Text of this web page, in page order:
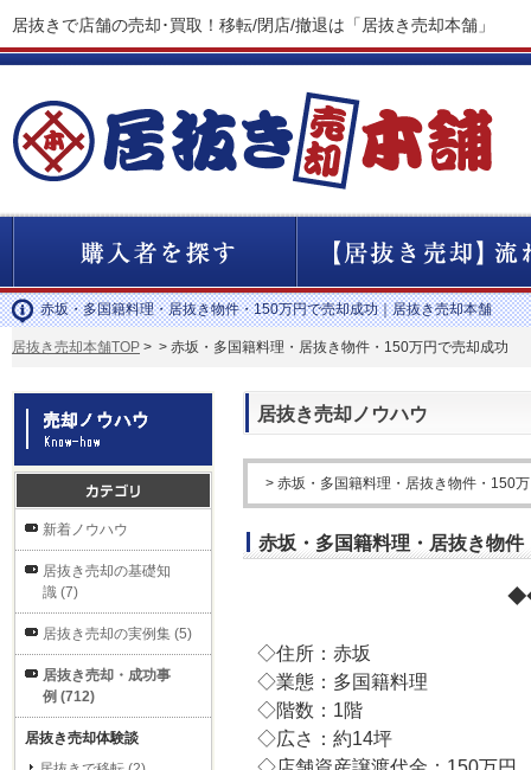
居抜きで店舗の売却･買取！移転/閉店/撤退は「居抜き売却本舗」
赤坂・多国籍料理・居抜き物件・150万円で売却成功｜居抜き売却本舗
居抜き売却本舗TOP > > 赤坂・多国籍料理・居抜き物件・150万円で売却成功
居抜き売却ノウハウ
> 赤坂・多国籍料理・居抜き物件・150
赤坂・多国籍料理・居抜き物
◇住所：赤坂
◇業態：多国籍料理
◇階数：1階
◇広さ：約14坪
新着ノウハウ
居抜き売却の基礎知
識 (7)
居抜き売却の実例集 (5)
居抜き売却・成功事
例 (712)
居抜き売却体験談